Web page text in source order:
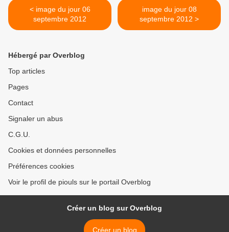
< image du jour 06
septembre 2012
image du jour 08
septembre 2012 >
Hébergé par Overblog
Top articles
Pages
Contact
Signaler un abus
C.G.U.
Cookies et données personnelles
Préférences cookies
Voir le profil de piouls sur le portail Overblog
Créer un blog sur Overblog
Créer un blog